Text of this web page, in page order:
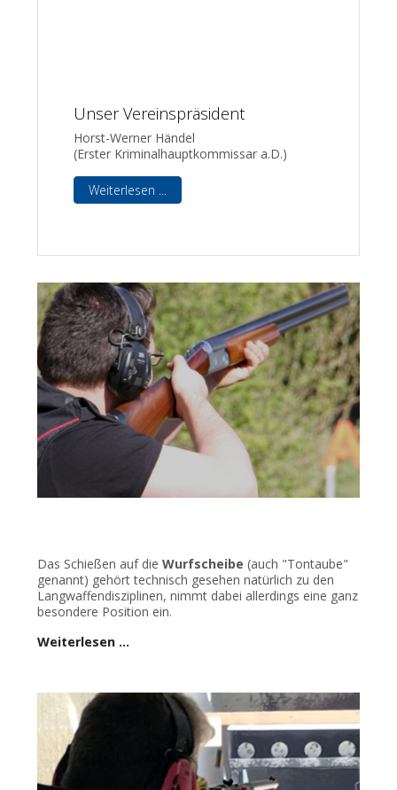
Unser Vereinspräsident
Horst-Werner Händel
(Erster Kriminalhauptkommissar a.D.)
Weiterlesen ...
Das Schießen auf die Wurfscheibe (auch "Tontaube"
genannt) gehört technisch gesehen natürlich zu den
Langwaffendisziplinen, nimmt dabei allerdings eine ganz
besondere Position ein.
Weiterlesen …